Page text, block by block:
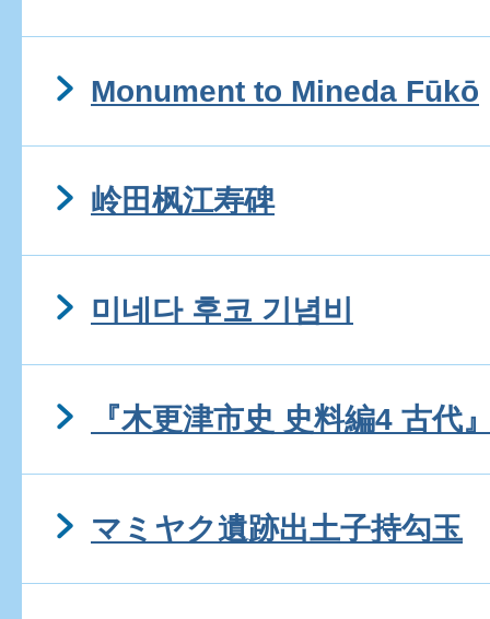
Monument to Mineda Fūkō
岭田枫江寿碑
미네다 후코 기념비
『木更津市史 史料編4 古代
マミヤク遺跡出土子持勾玉